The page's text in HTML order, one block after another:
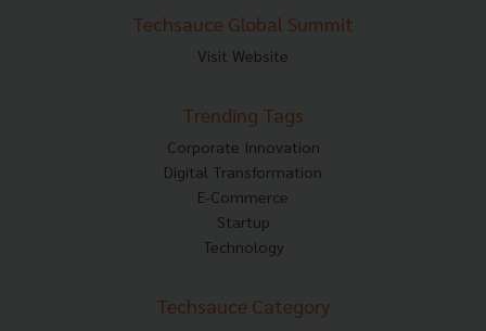
Techsauce Global Summit
Visit Website
Trending Tags
Corporate Innovation
Digital Transformation
E-Commerce
Startup
Technology
Techsauce Category